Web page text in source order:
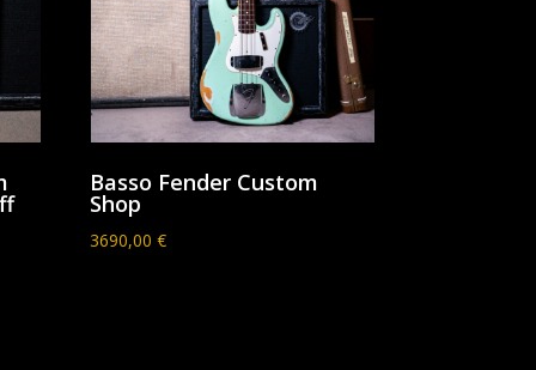
Basso Fender Custom
Shop
3690,00€